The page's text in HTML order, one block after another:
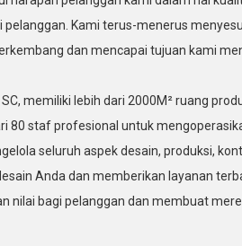
Kami terus-menerus
dan mencapai tujuan kami
memiliki lebih dari 2000M² ruang
80 staf profesional untuk
seluruh aspek desain, produksi,
Anda dan memberikan layanan
nilai bagi pelanggan dan membuat